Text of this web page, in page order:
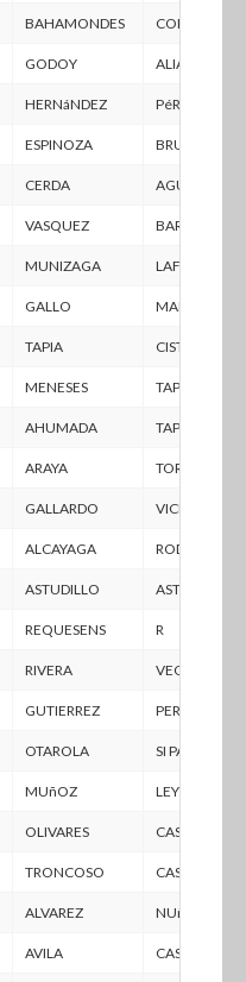
BAHAMONDES CORTES
GODOY ALIAGA
HERNáNDEZ PéREZ
ESPINOZA BRUNO
CERDA AGUIRRE
VASQUEZ BARRERA
MUNIZAGA LAFERTE
GALLO MALLEGA
TAPIA CISTERNAS
MENESES TAPIA
AHUMADA TAPIA
ARAYA TORRES
GALLARDO VICENCIO
ALCAYAGA RODRíGUEZ
ASTUDILLO ASTUDILLO
REQUESENS R
RIVERA VEGA
GUTIERREZ PEREIRA
OTAROLA SI PALMA
MUñOZ LEYTON
OLIVARES CASTILLO
TRONCOSO CASTRO
ALVAREZ NUñEZ
AVILA CASTILLO